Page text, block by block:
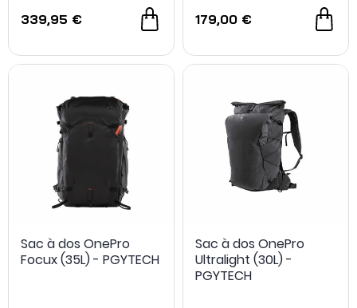
339,95 € 179,00 €
Sac à dos OnePro
Focux (35L) - PGYTECH
Sac à dos OnePro
Ultralight (30L) -
PGYTECH